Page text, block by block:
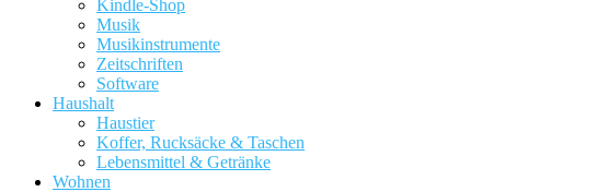
Kindle-Shop
Musik
Musikinstrumente
Zeitschriften
Software
Haushalt
Haustier
Koffer, Rucksäcke & Taschen
Lebensmittel & Getränke
Wohnen